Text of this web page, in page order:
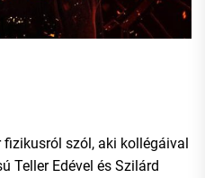
szól, aki kollégáival
Teller Edével és Szilárd